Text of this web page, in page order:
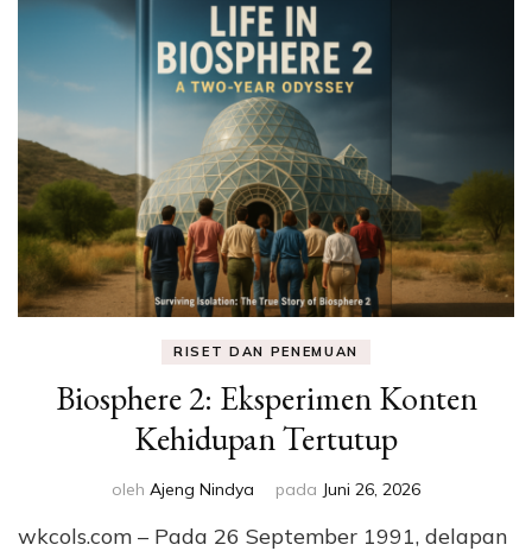
RISET DAN PENEMUAN
Biosphere 2: Eksperimen Konten
Kehidupan Tertutup
oleh Ajeng Nindya pada Juni 26, 2026
wkcols.com – Pada 26 September 1991, delapan